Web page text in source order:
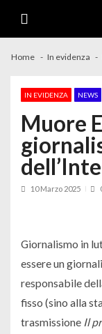
Home In evidenza
IN EVIDENZA NEWS
Muore
10 Marzo 2025
Giornalismo in
essere un
responsabile
fisso (sino alla
trasmissione Il